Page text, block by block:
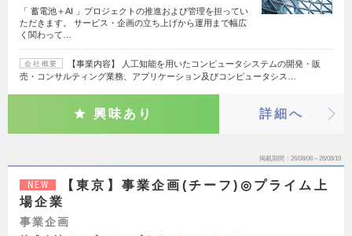
「 蓄電池＋AI 」プロジェクトの推進および管理を担ってい
ただきます。 サービス・企画の立ち上げから運用まで幅広
く関わって…
会社概要
【事業内容】 人工知能を用いたコンピュータシステムの開発・販
売・コンサルティング業務、アプリケーション及びコンピュータシス…
興味あり 詳細へ
掲載期間 26/08/06～26/08/19
NEW
【東京】事業企画(チーフ)◎プライム上
場企業
事業企画